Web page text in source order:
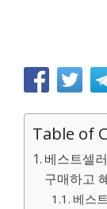
Table of
베스트셀
구매하고
베스